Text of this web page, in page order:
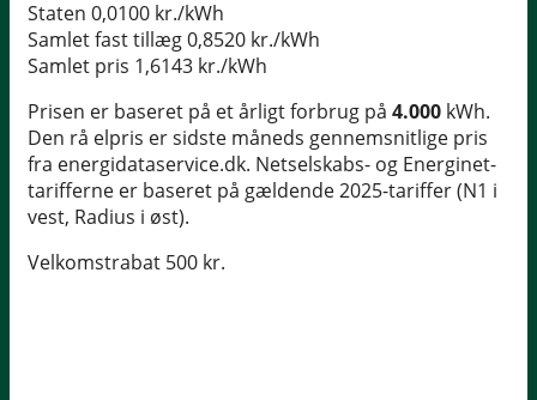
Staten 0,0100 kr./kWh
Samlet fast tillæg0,8520 kr./kWh
Samlet pris 1,6143 kr./kWh
Prisen er baseret på et årligt forbrug på 4.000 kWh.
Den rå elpris er sidste måneds gennemsnitlige pris
fra energidataservice.dk. Netselskabs- og Energinet-
tarifferne er baseret på gældende 2025-tariffer (N1 i
vest, Radius i øst).
Velkomstrabat 500 kr.